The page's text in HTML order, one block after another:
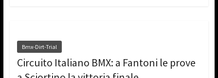
Bmx-Dirt-Trial
Circuito Italiano BMX: a Fantoni le prove